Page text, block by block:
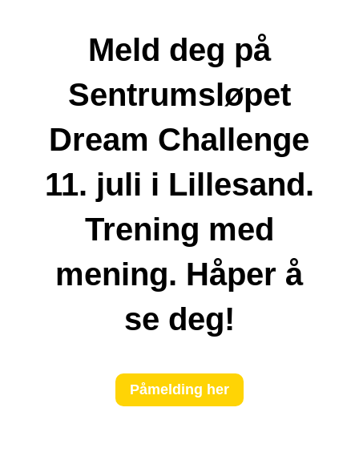
Meld deg på
Sentrumsløpet
Dream Challenge
11. juli i Lillesand.
Trening med
mening. Håper å
se deg!
Påmelding her